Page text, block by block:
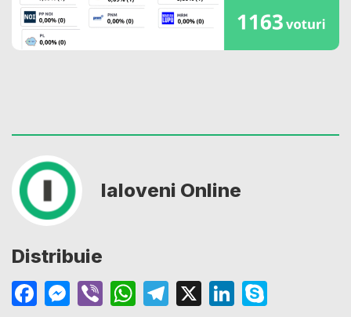
Ialoveni Online
Distribuie
Facebook
Messenger
ViberWhatsApp
Telegram
X LinkedIn